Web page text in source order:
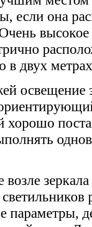
если она
в двух
освещение
параметры,